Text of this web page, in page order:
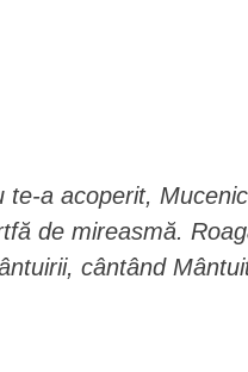
te-a acoperit,
de mireasmă.
cântând